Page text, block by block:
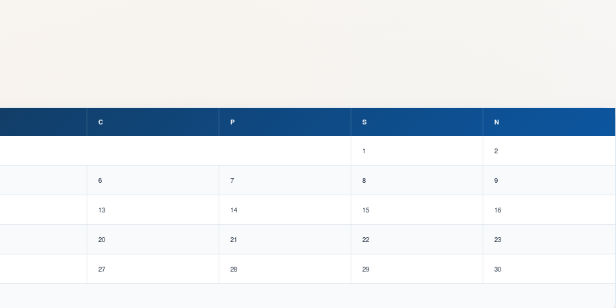
C P S N
1 2
6 7 8 9
13 14 15 16
20 21 22 23
27 28 29 30